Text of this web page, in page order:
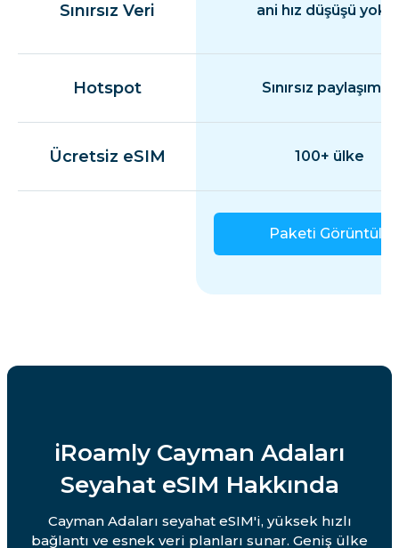
Sınırsız Veri ani hız düşüşü yok
Hotspot Sınırsız paylaşım
Ücretsiz eSIM 100+ ülke
Paketi Görüntüle
iRoamly Cayman Adaları
Seyahat eSIM Hakkında
Cayman Adaları seyahat eSIM'i, yüksek hızlı
bağlantı ve esnek veri planları sunar. Geniş ülke